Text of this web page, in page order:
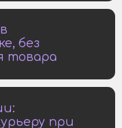
без
товара
при